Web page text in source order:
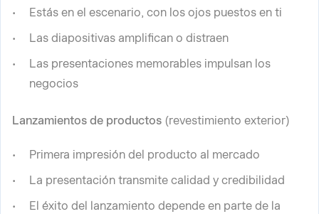
Estás en el escenario, con los ojos puestos en ti
Las diapositivas amplifican o distraen
Las presentaciones memorables impulsan los
negocios
Lanzamientos de productos (revestimiento exterior)
Primera impresión del producto al mercado
La presentación transmite calidad y credibilidad
El éxito del lanzamiento depende en parte de la